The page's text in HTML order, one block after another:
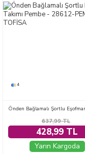
4
637,99TL
428,99 TL
Yarın Kargoda